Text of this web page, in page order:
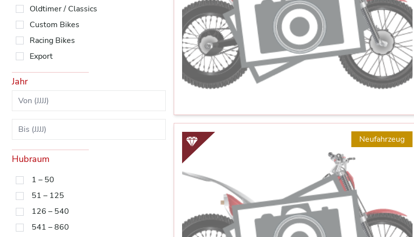
Oldtimer / Classics
Custom Bikes
Racing Bikes
Export
Jahr
Hubraum
1 – 50
51 – 125
126 – 540
541 – 860
Neufahrzeug